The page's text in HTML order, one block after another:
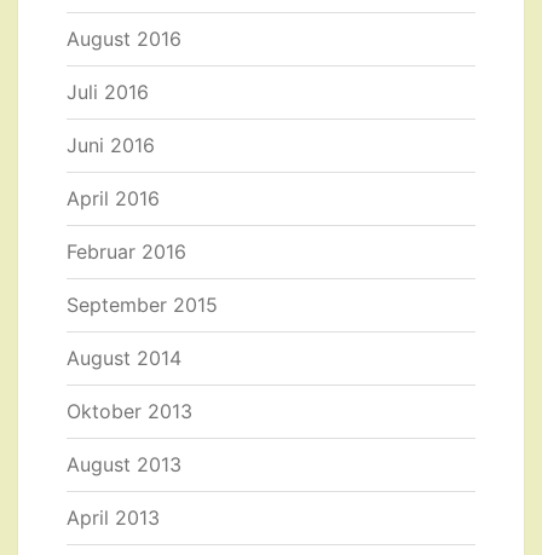
August 2016
Juli 2016
Juni 2016
April 2016
Februar 2016
September 2015
August 2014
Oktober 2013
August 2013
April 2013